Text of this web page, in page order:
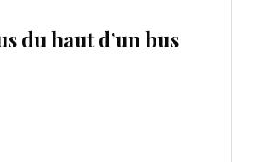
du haut d’un bus